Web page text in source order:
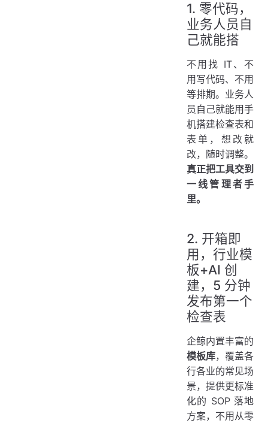
1. 零代码，
业务人员自
己就能搭
不用找 IT、不
用写代码、不用
等排期。业务人
员自己就能用手
机搭建检查表和
表单，想改就
改，随时调整。
真正把工具交到
一线管理者手
里。
2. 开箱即
用，行业模
板+AI 创
建，5 分钟
发布第一个
检查表
企鲸内置丰富的
模板库，覆盖各
行各业的常见场
景，提供更标准
化的 SOP 落地
方案，不用从零